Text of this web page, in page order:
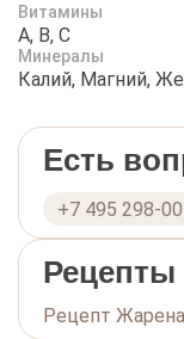
От него можно
много полезных
немного калорий:
Витамины
A, B, C
Минералы
Калий, Магний,
Есть
+7 495 298-
Рецепты
Рецепт